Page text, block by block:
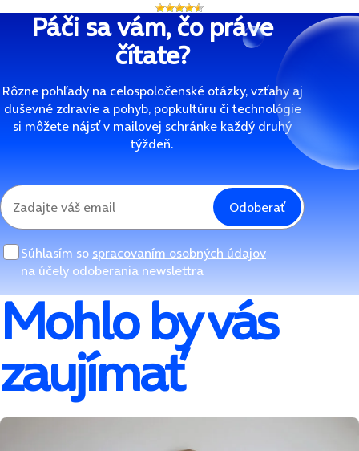
Páči sa vám, čo práve
čítate?
Rôzne pohľady na celospoločenské otázky, vzťahy aj
duševné zdravie a pohyb, popkultúru či technológie
si môžete nájsť v mailovej schránke každý druhý
týždeň.
Odoberať
Súhlasím so spracovaním osobných údajov
na účely odoberania newslettra
Mohlo by vás
zaujímať